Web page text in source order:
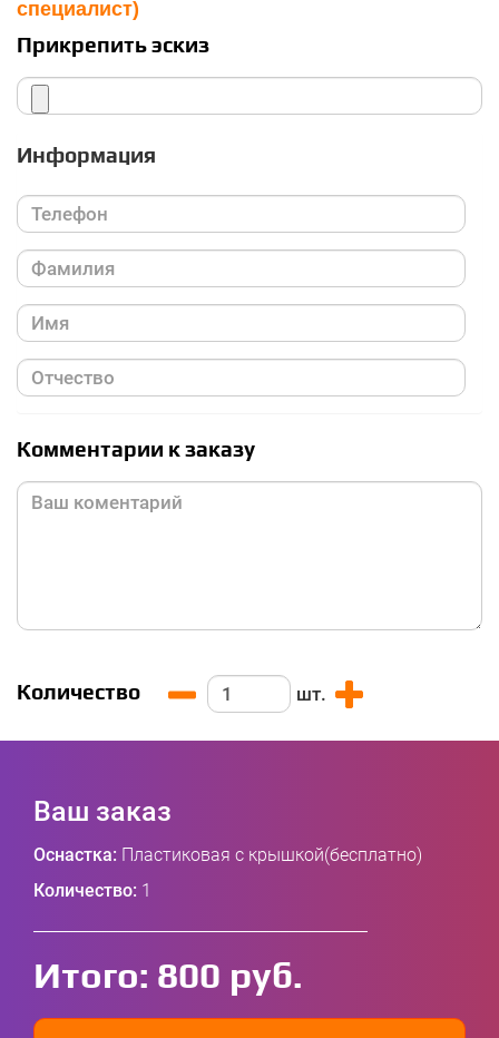
специалист)
Прикрепить эскиз
Информация
Комментарии к заказу
Количество шт.
Ваш заказ
Оснастка: Пластиковая с крышкой(бесплатно)
Количество: 1
Итого: 800